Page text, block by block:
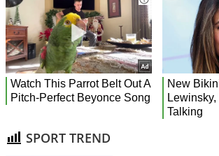
SPORT TREND